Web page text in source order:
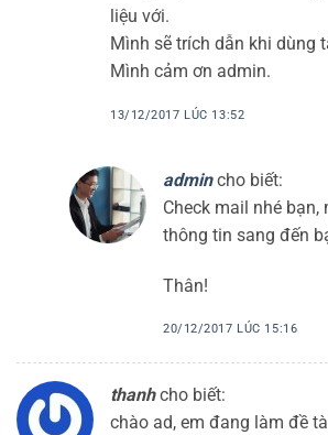
liệu với.
Mình sẽ trích dẫn khi dùng
Mình cảm ơn admin.
13/12/2017 LÚC 13:52
admin cho biết:
Check mail nhé
thông tin sang đến
Thân!
20/12/2017 LÚC 15:16
thanh cho biết:
chào ad, em đang làm đề